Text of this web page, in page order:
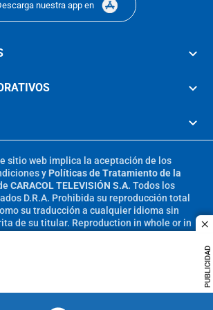
PUBLICIDAD
nuestra app en
sitio web implica la aceptación de los
y Políticas de Tratamiento de la
CARACOL TELEVISIÓN S.A. Todos los
D.R.A. Prohibida su reproducción total
su traducción a cualquier idioma sin
de su titular. Reproduction in whole or in